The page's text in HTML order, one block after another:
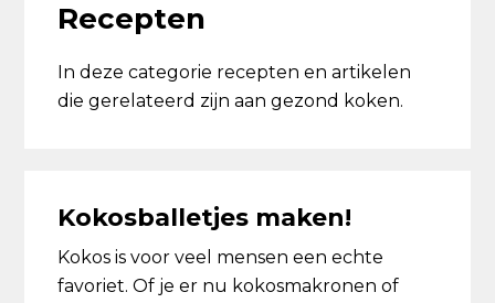
Recepten
In deze categorie recepten en artikelen
die gerelateerd zijn aan gezond koken.
Kokosballetjes maken!
Kokos is voor veel mensen een echte
favoriet. Of je er nu kokosmakronen of